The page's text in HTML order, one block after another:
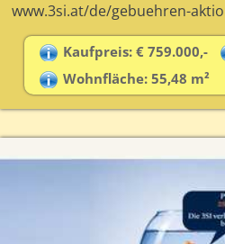
www.3si.at/de/gebuehren-
Kaufpreis: € 759.000,-
Wohnfläche: 55,48 m²